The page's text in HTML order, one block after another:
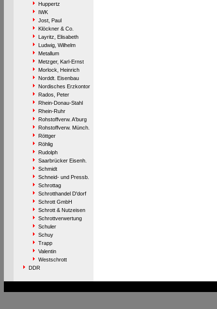
Huppertz
IWK
Jost, Paul
Klöckner & Co.
Layritz, Elisabeth
Ludwig, Wilhelm
Metallum
Metzger, Karl-Ernst
Morlock, Heinrich
Norddt. Eisenbau
Nordisches Erzkontor
Rados, Peter
Rhein-Donau-Stahl
Rhein-Ruhr
Rohstoffverw. A'burg
Rohstoffverw. Münch.
Röttger
Röhlig
Rudolph
Saarbrücker Eisenh.
Schmidt
Schneid- und Pressb.
Schrottag
Schrotthandel D'dorf
Schrott GmbH
Schrott & Nutzeisen
Schrottverwertung
Schuler
Schuy
Trapp
Valentin
Westschrott
DDR